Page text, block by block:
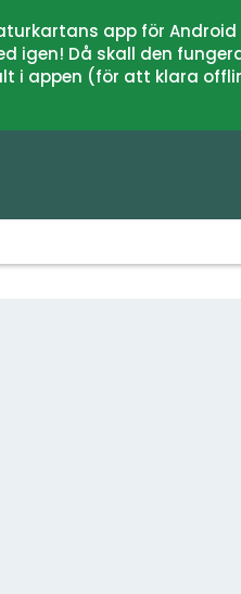
app för
igen! Då skall den
i appen (för att klara